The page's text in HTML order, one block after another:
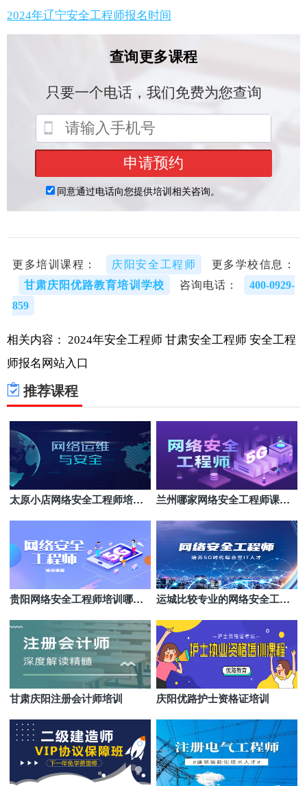
2024年辽宁安全工程师报名时间
更多培训课程： 庆阳安全工程师
更多学校信息：
甘肃庆阳优路教育培训学校
咨询电话：
400-0929-
859
相关内容： 2024年安全工程师 甘肃安全工程师 安全工程
师报名网站入口
推荐课程
太原小店网络安全工程师培训
兰州哪家网络安全工程师课程
贵阳网络安全工程师培训哪家
运城比较专业的网络安全工程
甘肃庆阳注册会计师培训 庆阳优路护士资格证培训